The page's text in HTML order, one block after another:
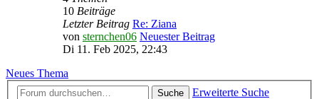
10 Beiträge
Letzter Beitrag Re: Ziana
von sternchen06 Neuester Beitrag
Di 11. Feb 2025, 22:43
Neues Thema
Suche
Erweiterte Suche